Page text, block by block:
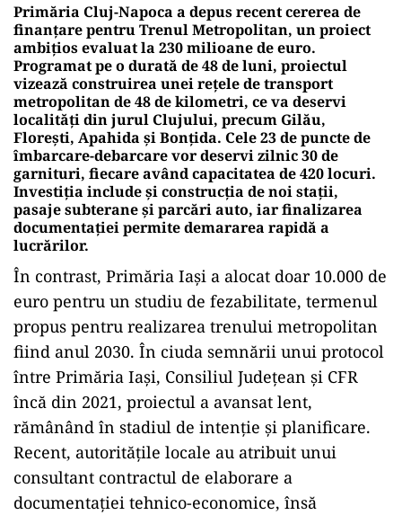
Primăria Cluj-Napoca a depus recent cererea de
finanțare pentru Trenul Metropolitan, un proiect
ambițios evaluat la 230 milioane de euro.
Programat pe o durată de 48 de luni, proiectul
vizează construirea unei rețele de transport
metropolitan de 48 de kilometri, ce va deservi
localități din jurul Clujului, precum Gilău,
Florești, Apahida și Bonțida. Cele 23 de puncte de
îmbarcare-debarcare vor deservi zilnic 30 de
garnituri, fiecare având capacitatea de 420 locuri.
Investiția include și construcția de noi stații,
pasaje subterane și parcări auto, iar finalizarea
documentației permite demararea rapidă a
lucrărilor.
În contrast, Primăria Iași a alocat doar 10.000 de
euro pentru un studiu de fezabilitate, termenul
propus pentru realizarea trenului metropolitan
fiind anul 2030. În ciuda semnării unui protocol
între Primăria Iași, Consiliul Județean și CFR
încă din 2021, proiectul a avansat lent,
rămânând în stadiul de intenție și planificare.
Recent, autoritățile locale au atribuit unui
consultant contractul de elaborare a
documentației tehnico-economice, însă